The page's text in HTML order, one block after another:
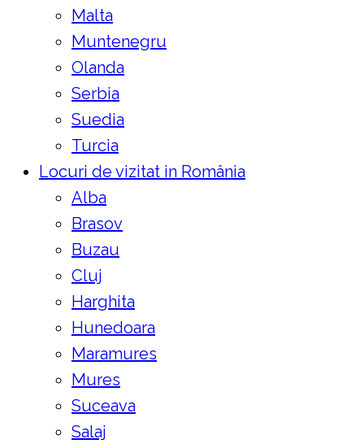
Malta
Muntenegru
Olanda
Serbia
Suedia
Turcia
Locuri de vizitat in România
Alba
Brasov
Buzau
Cluj
Harghita
Hunedoara
Maramures
Mures
Suceava
Salaj